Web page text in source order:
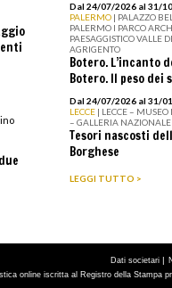
Dal 24/07/2026 al 31/
PALERMO | PALAZZO
PALERMO I PARCO
PAESAGGISTICO VALLE
AGRIGENTO
Botero. L’incanto
Botero. Il peso dei
Dal 24/07/2026 al 31/
LECCE | LECCE –
– GALLERIA NAZIONALE
Tesori nascosti
Borghese
LEGGI TUTTO >
Dati societari |
online iscritta al Registro della Stampa